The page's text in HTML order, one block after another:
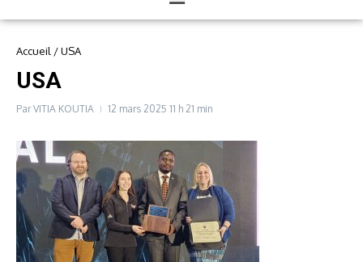
Accueil /USA
USA
ParVITIA KOUTIA 12 mars 2025 11 h 21 min